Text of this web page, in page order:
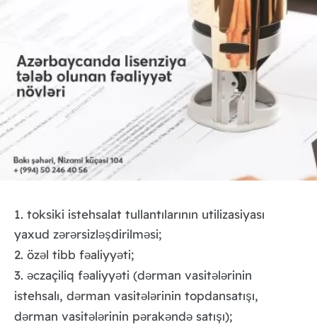
1. toksiki istehsalat tullantılarının utilizasiyası
yaxud zərərsizləşdirilməsi;
2. özəl tibb fəaliyyəti;
3. əczaçiliq fəaliyyəti (dərman vasitələrinin
istehsalı, dərman vasitələrinin topdansatışı,
dərman vasitələrinin pərakəndə satışı);